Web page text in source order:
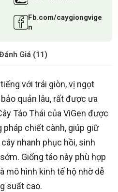
Fb.com/caygiongvige
n
Giá (11)
với trái giòn, vị ngọt
quản lâu, rất được ưa
Táo Thái của ViGen được
pháp chiết cành, giúp giữ
nhanh phục hồi, sinh
Giống táo này phù hợp
mô hình kinh tế hộ nhờ dễ
suất cao.